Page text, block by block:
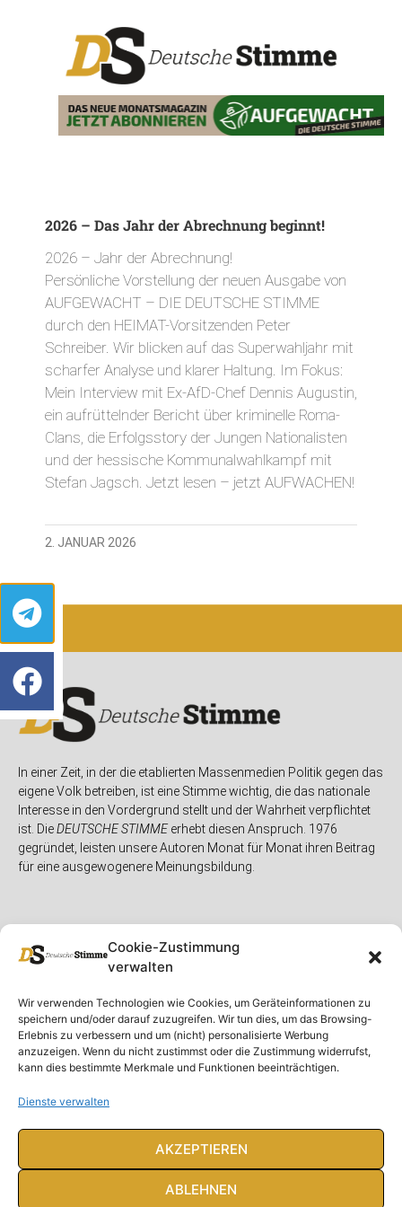
Cookie-Zustimmung
verwalten
Wir verwenden Technologien wie Cookies, um Geräteinformationen zu
speichern und/oder darauf zuzugreifen. Wir tun dies, um das Browsing-
Erlebnis zu verbessern und um (nicht) personalisierte Werbung
anzuzeigen. Wenn du nicht zustimmst oder die Zustimmung widerrufst,
kann dies bestimmte Merkmale und Funktionen beeinträchtigen.
Dienste verwalten
AKZEPTIEREN
ABLEHNEN
2026 – Das Jahr der Abrechnung beginnt!
2026 – Jahr der Abrechnung!
Persönliche Vorstellung der neuen Ausgabe von
AUFGEWACHT – DIE DEUTSCHE STIMME
durch den HEIMAT-Vorsitzenden Peter
Schreiber. Wir blicken auf das Superwahljahr mit
scharfer Analyse und klarer Haltung. Im Fokus:
Mein Interview mit Ex-AfD-Chef Dennis Augustin,
ein aufrüttelnder Bericht über kriminelle Roma-
Clans, die Erfolgsstory der Jungen Nationalisten
und der hessische Kommunalwahlkampf mit
Stefan Jagsch. Jetzt lesen – jetzt AUFWACHEN!
2. JANUAR 2026
In einer Zeit, in der die etablierten Massenmedien Politik gegen das
eigene Volk betreiben, ist eine Stimme wichtig, die das nationale
Interesse in den Vordergrund stellt und der Wahrheit verpflichtet
ist. DieDEUTSCHE STIMMEerhebt diesen Anspruch. 1976
gegründet, leisten unsere Autoren Monat für Monat ihren Beitrag
für eine ausgewogenere Meinungsbildung.
Unser Magazin
Spenden
Ausgaben
Abonnieren
Rubriken
Deutschland
Ausland
Feuilleton
Rechtliches
Rechtliche Hinweise
Impressum
Datenschutzerklärung